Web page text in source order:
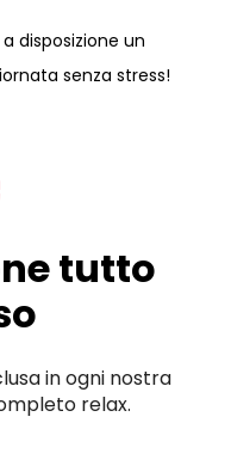
disposizione un
senza stress!
tutto
in ogni nostra
relax.